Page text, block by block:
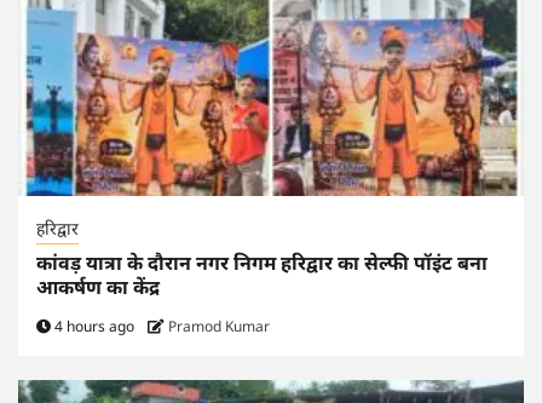
हरिद्वार
कांवड़ यात्रा के दौरान नगर निगम हरिद्वार का सेल्फी पॉइंट बना
आकर्षण का केंद्र
4 hours ago Pramod Kumar